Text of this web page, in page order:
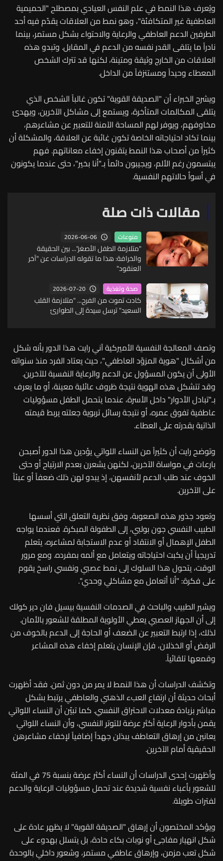
ويُعرف هذا النمط في علم النفس العيادي بمصطلح "الحميمية
العاطفية غير المتكافئة"، وهو نمط من العلاقات يقدّم فيه أحد
الطرفين الدعم العاطفي والرعاية والاحتواء بشكل مستمر، بينما
نادراً ما يتلقى القدر نفسه من الدعم في المقابل. وتبدو هذه
العلاقات من الخارج وثيقة ومتينة، لكنها قد تترك الشخص
المعطاء وحيداً ومستنزفاً من الداخل.
ويشرح الخبراء أن "الصديقة القوية" تكون غالباً الشخص الذي
يتلقى المكالمات المتأخرة، ويستمع إلى مشاكل الآخرين، ويهدئ
مخاوفهم، ويوفر لهم المساحة الآمنة للتعبير عن مشاعرهم،
بينما تكاد احتياجاته الخاصة تكون غائبة عن العلاقة، والمشكلة أن
كثيراً من أصحاب هذا النمط يتقنون إخفاء معاناتهم. فهم
يبتسمون رغم الألم، ويجيبون دائماً بـ"أنا بخير"، حتى عندما يكونون
في أسوأ حالاتهم النفسية.
مقالات ذات صلة
منوعات 2026-06-06
"متلازمة الطفل الأصغر"... بين الحقيقة
والخرافة: هذا ما تقوله الدراسات عن "آخر
العنقود"
صحة وتغذية 2026-07-20
كادت تموت من الفرح... "متلازمة القلب
السعيد" ترسل سيدة إلى الطوارئ
وتصف المعالجة النفسية الأميركية آني رايت هذا الدور بأنه شكل
من أشكال "هوية المزوّد العاطفي"، حيث يعتاد الفرد منذ سنواته
الأولى أن يكون المسؤول عن الدعم والرعاية النفسية للآخرين.
وقد تتشكل هذه الهوية نتيجة ظروف عائلية معينة، أو ما يعرف
بـ"تبادل الأدوار" داخل الأسرة، عندما يتحمل الطفل مسؤوليات
عاطفية تفوق عمره، أو نتيجة رسائل تربوية جعلته يربط قيمته
الذاتية بقدرته على العطاء.
وتوضح رايت أن كثيراً من النساء اللواتي يؤدين هذا الدور أصبحن
بارعات في مواساة الآخرين، لكنهن يشعرن بعدم الارتياح أو حتى
الخوف عند طلب الدعم لأنفسهن، إذ يبدو لهن ذلك ضعفاً أو عبئاً
على الآخرين.
وتعود جذور هذه الصعوبة، وفق نظرية التعلق التي أسسها
الطبيب النفسي جون بولبي، إلى الطفولة المبكرة. فعندما يواجه
الطفل الإهمال أو الانتقاد أو عدم الاستجابة لمشاعره، يتعلم
تدريجياً أن يكبت احتياجاته ويتعامل مع ألمه بمفرده. ومع مرور
الوقت، يتحول هذا السلوك إلى نمط عصبي ونفسي راسخ يقوم
على فكرة: "أنا أتعامل مع مشاكلي وحدي".
ويشير الطبيب والباحث في الصدمات النفسية بيسيل فان دير كولك
إلى أن الجهاز العصبي يعطي الأولوية المطلقة للشعور بالأمان.
لذلك، إذا ارتبط التعبير عن الضعف أو الحاجة إلى الدعم بالخوف من
الرفض أو الخذلان، فإن الإنسان يتعلم إخفاء هذه المشاعر
وقمعها تلقائياً.
وتكشف الدراسات أن هذا النمط لا يمر من دون ثمن. فقد أظهرت
أبحاث حديثة أن ارتفاع العبء الذهني والعاطفي يرتبط بشكل
مباشر بزيادة معدلات الاحتراق النفسي. كما تبيّن أن النساء اللواتي
يقمن بأدوار الرعاية أكثر عرضة للتوتر النفسي، وأن النساء اللواتي
يعانين من إرهاق التعاطف يبذلن جهداً إضافياً لإخفاء مشاعرهن
الحقيقية أمام الآخرين.
وأظهرت إحدى الدراسات أن النساء أكثر عرضة بنسبة 75 في المئة
للشعور بأعباء نفسية شديدة عند تحمل مسؤوليات الرعاية والدعم
لفترات طويلة.
ويؤكد المختصون أن إرهاق "الصديقة القوية" لا يظهر عادة على
شكل انهيار مفاجئ أو نوبات بكاء حادة، بل يتسلل بهدوء على
شكل تعب مزمن، وإرهاق عاطفي مستمر، وشعور داخلي بالوحدة